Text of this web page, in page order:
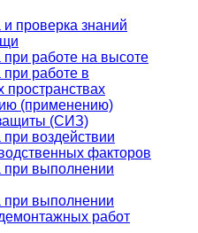
проверка знаний
работе на высоте
работе в
пространствах
(применению)
(СИЗ)
воздействии
факторов
при выполнении
при выполнении
работ